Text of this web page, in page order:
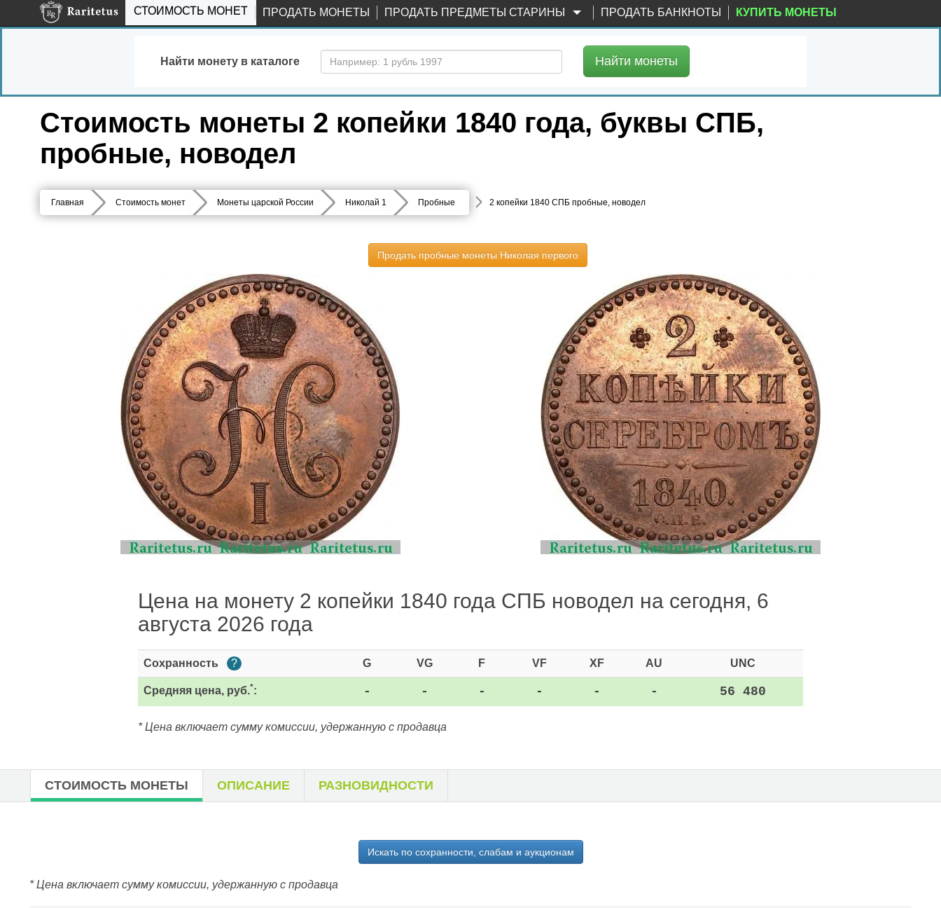
СТОИМОСТЬ МОНЕТ ПРОДАТЬ МОНЕТЫ ПРОДАТЬ ПРЕДМЕТЫ СТАРИНЫ ПРОДАТЬ БАНКНОТЫ КУПИТЬ МОНЕТЫ
Найти монету в каталоге Найти монеты
Стоимость монеты 2 копейки 1840 года, буквы СПБ,
пробные, новодел
Главная Стоимость монет Монеты царской России Николай 1 Пробные 2 копейки 1840 СПБ пробные, новодел
Продать пробные монеты Николая первого
Цена на монету 2 копейки 1840 года СПБ новодел на сегодня, 6
августа 2026 года
Сохранность ? G VG F VF XF AU UNC
Средняя цена, руб.*: - - - - - - 56 480
* Цена включает сумму комиссии, удержанную с продавца
СТОИМОСТЬ МОНЕТЫ ОПИСАНИЕ РАЗНОВИДНОСТИ
Искать по сохранности, слабам и аукционам
* Цена включает сумму комиссии, удержанную с продавца